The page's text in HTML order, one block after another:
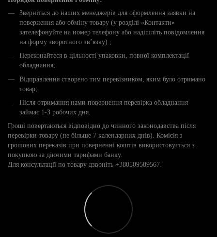
Зверніться до наших менеджерів для оформлення заявки на
повернення або обміну товару (у розділі «Контакти»
зателефонуйте на номер телефону або надішліть повідомлення
на форму зворотного зв’язку) ;
Переконайтеся в цільності упаковки, повної комплектації
обладнання;
Відправлення створено тим перевізником, яким було отримано
товар;
Після отримання нами повернення перевірка обладнання
займає 1-3 робочих дня.
Гроші повертаються відповідно до чинного законодавства після
перевірки товару (не більше 7 календарних днів). Комісія з
грошових переказів при поверненні коштів використовується з
покупкою за діючими тарифами банку.
Для консультації по товару дзвоніть +380509589567.